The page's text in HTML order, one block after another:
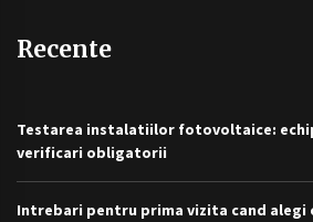
Recente
Testarea instalatiilor fotovoltaice:
verificari obligatorii
Intrebari pentru prima vizita cand alegi